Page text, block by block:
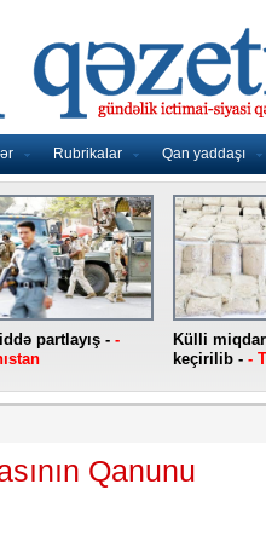
Rubrikalar Qan yaddaşı
partlayış - -
Külli
keçirilib - -
Qanunu